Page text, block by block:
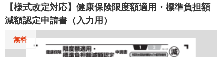
【様式改定対応】健康保険限度額適用・標準負担額
減額認定申請書（入力用）
無料